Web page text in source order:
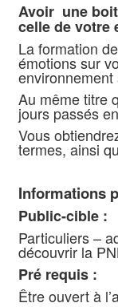
Avoir une
celle de votre
La formation
émotions sur
environnement
Au même titre
jours passés
Vous
termes, ainsi
Informations
Public-cible :
Particuliers –
découvrir la
Pré requis :
Être ouvert à